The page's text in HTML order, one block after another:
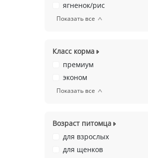
ягненок/рис
Показать все
Класс корма
премиум
эконом
Показать все
Возраст питомца
для взрослых
для щенков